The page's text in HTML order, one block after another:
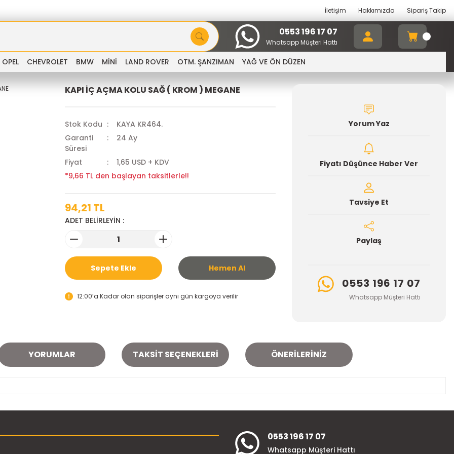
İletişim Hakkımızda Sipariş Takip
0553 196 17 07
Whatsapp Müşteri Hattı
OPEL CHEVROLET BMW MİNİ LAND ROVER OTM. ŞANZIMAN YAĞ VE ÖN DÜZEN
KAPI İÇ AÇMA KOLU SAĞ ( KROM ) MEGANE
Stok Kodu
KAYA KR464.
Garanti
Süresi
24 Ay
Fiyat
1,65 USD + KDV
*9,66 TL den başlayan taksitlerle!!
94,21 TL
ADET BELİRLEYİN :
Sepete Ekle Hemen Al
12:00’a Kadar olan siparişler aynı gün kargoya verilir
Yorum Yaz
Fiyatı Düşünce Haber Ver
Tavsiye Et
Paylaş
0553 196 17 07
Whatsapp Müşteri Hattı
YORUMLAR TAKSIT SEÇENEKLERI ÖNERILERINIZ
Bu ürüne ilk yorumu siz yapın! 0553 196 17 07
Whatsapp Müşteri Hattı